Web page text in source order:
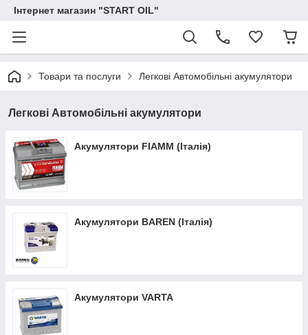
Інтернет магазин "START OIL"
Товари та послуги Легкові Автомобільні акумулятори
Легкові Автомобільні акумулятори
Акумулятори FIAMM (Італія)
Акумулятори BAREN (Італія)
Акумулятори VARTA